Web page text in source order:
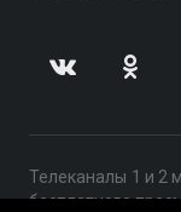
Телеканалы 1 и 2
бесплатного